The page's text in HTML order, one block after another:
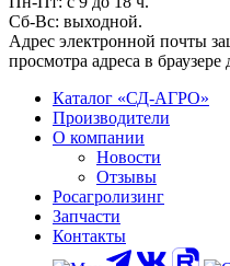
Сб-Вс: выходной.
8-800-100-34-01
Адрес электронной почты
Каталог «СД-АГРО»
Производители
О компании
Новости
Отзывы
Росагролизинг
Запчасти
Контакты